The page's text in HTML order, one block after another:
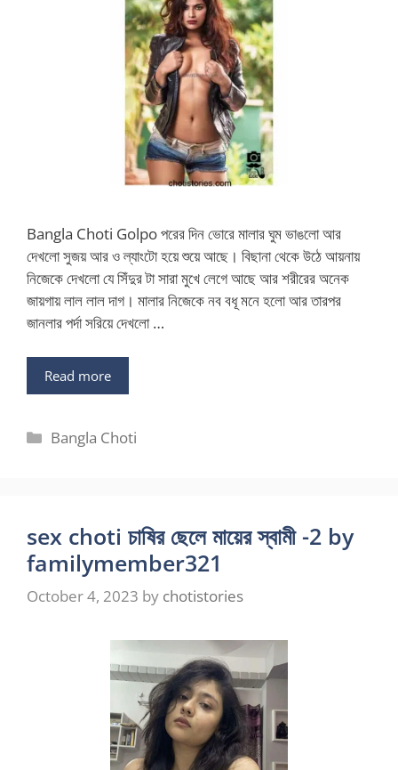
Bangla Choti Golpo পরের দিন ভোরে মালার ঘুম ভাঙলো আর
দেখলো সুজয় আর ও ল্যাংটো হয়ে শুয়ে আছে। বিছানা থেকে উঠে আয়নায়
নিজেকে দেখলো যে সিঁদুর টা সারা মুখে লেগে আছে আর শরীরের অনেক
জায়গায় লাল লাল দাগ। মালার নিজেকে নব বধূ মনে হলো আর তারপর
জানলার পর্দা সরিয়ে দেখলো …
Read more
Categories
Bangla Choti
sex choti চাষির ছেলে মায়ের স্বামী -2 by
familymember321
October 4, 2023 by chotistories